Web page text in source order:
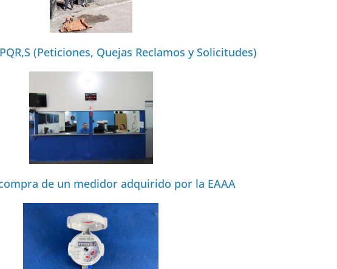
(Peticiones, Quejas Reclamos y Solicitudes)
de un medidor adquirido por la EAAA